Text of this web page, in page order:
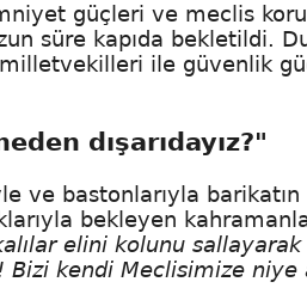
güçleri ve meclis
süre kapıda bekletildi.
ile güvenlik
dışarıdayız?"
ve bastonlarıyla barikatın
bekleyen
elini kolunu
Bizi kendi Meclisimize niye